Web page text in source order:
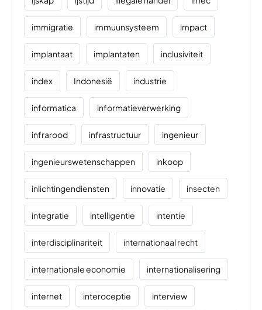
immigratie immuunsysteem impact
implantaat implantaten inclusiviteit
index Indonesië industrie
informatica informatieverwerking
infrarood infrastructuur ingenieur
ingenieurswetenschappen inkoop
inlichtingendiensten innovatie insecten
integratie intelligentie intentie
interdisciplinariteit internationaal recht
internationale economie internationalisering
internet interoceptie interview